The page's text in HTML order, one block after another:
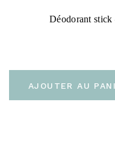
Déodorant stick
AJOUTER AU